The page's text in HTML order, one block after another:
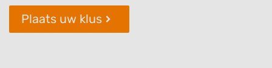
Plaats uw klus